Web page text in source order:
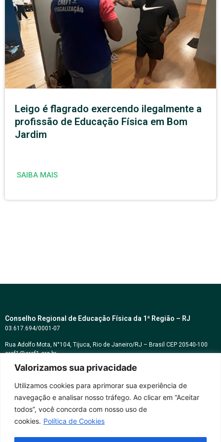
Valorizamos sua privacidade
Utilizamos cookies para aprimorar sua experiência de
navegação e analisar nosso tráfego. Ao clicar em “Aceitar
todos”, você concorda com nosso uso de
cookies. Política de Cookies
Leigo é flagrado exercendo ilegalmente a
profissão de Educação Física em Bom
Jardim
SAIBA MAIS
Conselho Regional de Educação Física da 1ª Região – RJ
03.617.694/0001-07
Rua Adolfo Mota, N°104, Tijuca, Rio de Janeiro/RJ – Brasil CEP 20540-100
cref1@cref1.org.br
Assessoria de comunicação:
Horários de atendimento:
Whatsapp: (21) 2569-2398